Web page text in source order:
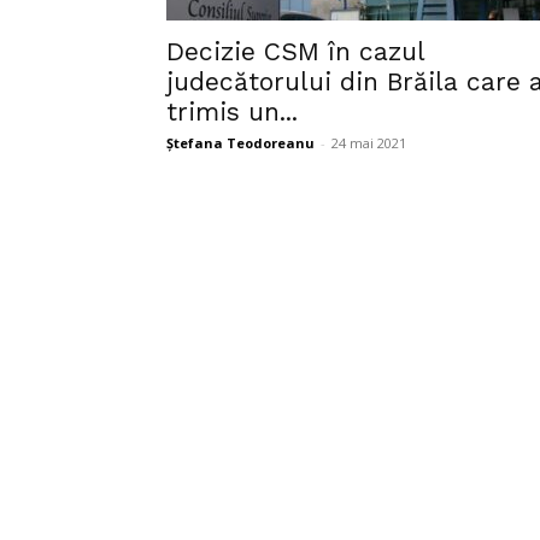
Decizie CSM în cazul
judecătorului din Brăila care
trimis un...
Ștefana Teodoreanu - 24 mai 2021